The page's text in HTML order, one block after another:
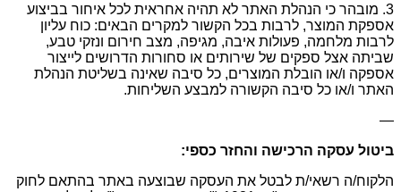
3. מובהר כי הנהלת האתר לא תהיה אחראית לכל איחור בביצוע
אספקת המוצר, לרבות בכל הקשור למקרים הבאים: כוח עליון
לרבות מלחמה, פעולות איבה, מגיפה, מצב חירום ונזקי טבע,
שביתה אצל ספקים של שירותים או סחורות הדרושים לייצור
אספקה ו/או הובלת המוצרים, כל סיבה שאינה בשליטת הנהלת
האתר ו/או כל סיבה הקשורה למבצע השליחות.
—
ביטול עסקה הרכישה והחזר כספי:
הלקוח/ה רשאי/ת לבטל את העסקה שבוצעה באתר בהתאם לחוק